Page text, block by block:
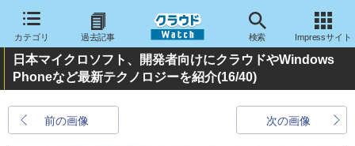
カテゴリ 過去記事 検索 Impressサイト
日本マイクロソフト、開発者向けにクラウドやWindows
Phoneなど最新テクノロジーを紹介(16/40)
前の画像 次の画像